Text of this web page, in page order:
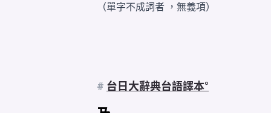
（單字不成詞者 ，無義項）
# 台日大辭典台語譯本